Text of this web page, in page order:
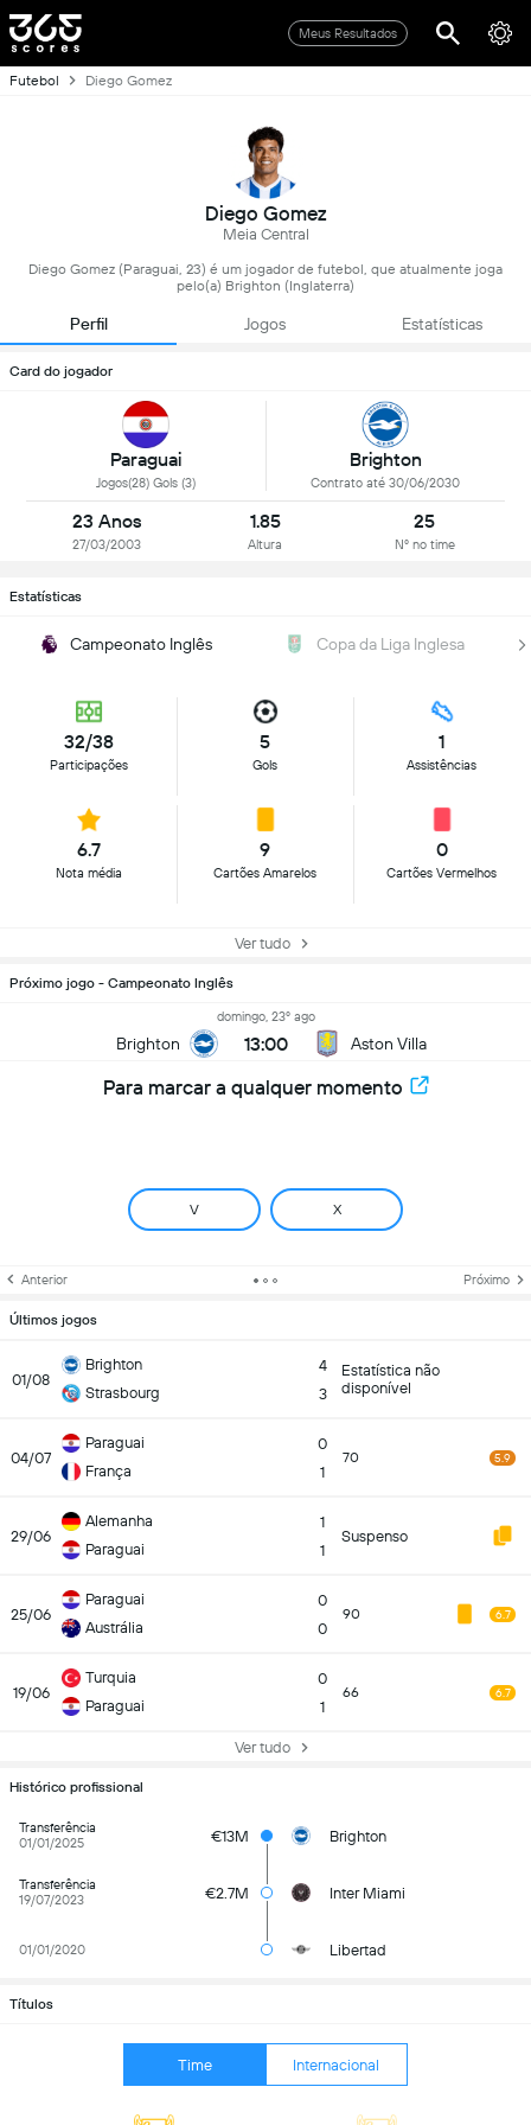
Meus Resultados
Futebol Diego Gomez
Diego Gomez
Meia Central
Diego Gomez (Paraguai, 23) é um jogador de futebol, que atualmente joga
pelo(a) Brighton (Inglaterra)
Perfil Jogos Estatísticas
Card do jogador
Paraguai
Jogos(28) Gols (3)
Brighton
Contrato até 30/06/2030
23 Anos
27/03/2003
1.85
Altura
25
Nº no time
Estatísticas
Campeonato Inglês Copa da Liga Inglesa
32/38
Participações
5
Gols
1
Assistências
6.7
Nota média
9
Cartões Amarelos
0
Cartões Vermelhos
Ver tudo
Próximo jogo - Campeonato Inglês
Brighton
domingo, 23º ago
13:00 Aston Villa
Para marcar a qualquer momento
V X
Anterior Próximo
Últimos jogos
01/08
Brighton
Strasbourg
4
3
Estatística não
disponível
04/07
Paraguai
França
0
1
70 5.9
29/06
Alemanha
Paraguai
1
1
Suspenso
25/06
Paraguai
Austrália
0
0
90 6.7
19/06
Turquia
Paraguai
0
1
66 6.7
Ver tudo
Histórico profissional
Transferência
01/01/2025
€13M Brighton
Transferência
19/07/2023
€2.7M Inter Miami
01/01/2020 Libertad
Títulos
Time Internacional